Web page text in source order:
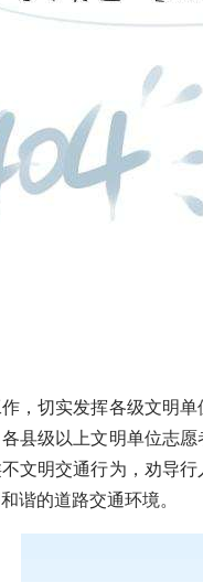
切实发挥各级文明单
县级以上文明单位志
文明交通行为，劝导
谐的道路交通环境。